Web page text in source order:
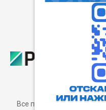
Все права защищены.